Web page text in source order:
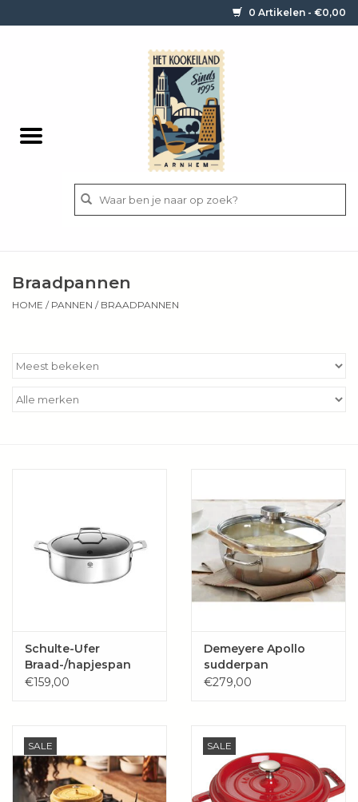
0 Artikelen - €0,00
Bestek
Cadeau idee
Cadeaubonnen
Wie zijn wij?
Braadpannen
HOME / PANNEN / BRAADPANNEN
Schulte-Ufer
Braad-/hapjespan
Quasar 2 grepen
€159,00
Demeyere Apollo
sudderpan
€279,00
SALE SALE